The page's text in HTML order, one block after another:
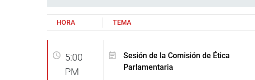
HORA TEMA
5:00
PM
Sesión de la Comisión de Ética
Parlamentaria